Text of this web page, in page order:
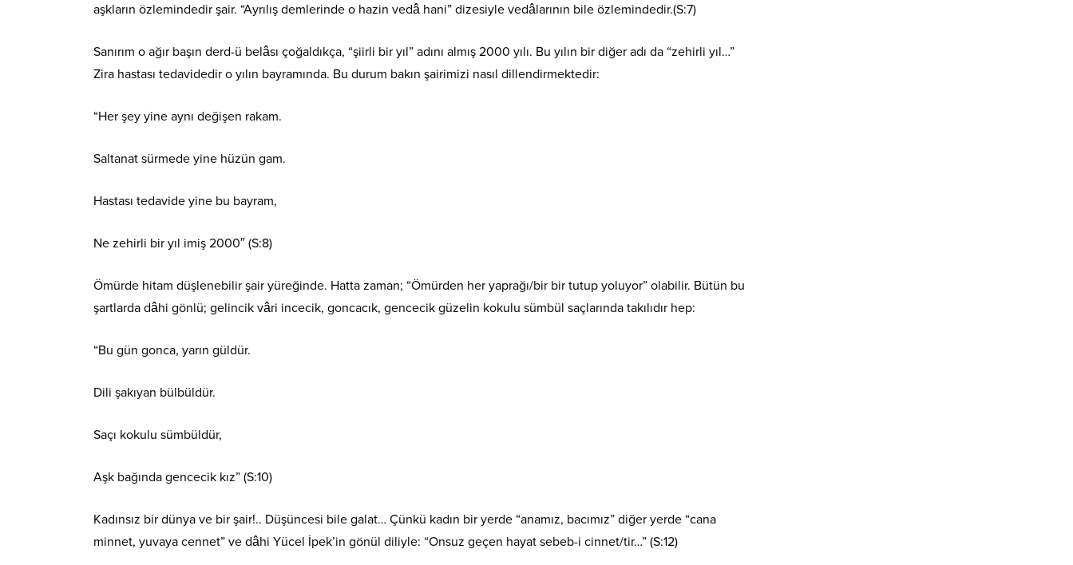
aşkların özlemindedir şair. “Ayrılış demlerinde o hazin vedâ hani” dizesiyle vedâlarının bile özlemindedir.(S:7)
Sanırım o ağır başın derd-ü belâsı çoğaldıkça, “şiirli bir yıl” adını almış 2000 yılı. Bu yılın bir diğer adı da “zehirli yıl…”
Zira hastası tedavidedir o yılın bayramında. Bu durum bakın şairimizi nasıl dillendirmektedir:
“Her şey yine aynı değişen rakam.
Saltanat sürmede yine hüzün gam.
Hastası tedavide yine bu bayram,
Ne zehirli bir yıl imiş 2000″ (S:8)
Ömürde hitam düşlenebilir şair yüreğinde. Hatta zaman; “Ömürden her yaprağı/bir bir tutup yoluyor” olabilir. Bütün bu
şartlarda dâhi gönlü; gelincik vâri incecik, goncacık, gencecik güzelin kokulu sümbül saçlarında takılıdır hep:
“Bu gün gonca, yarın güldür.
Dili şakıyan bülbüldür.
Saçı kokulu sümbüldür,
Aşk bağında gencecik kız” (S:10)
Kadınsız bir dünya ve bir şair!.. Düşüncesi bile galat… Çünkü kadın bir yerde “anamız, bacımız” diğer yerde “cana
minnet, yuvaya cennet” ve dâhi Yücel İpek’in gönül diliyle: “Onsuz geçen hayat sebeb-i cinnet/tir…” (S:12)